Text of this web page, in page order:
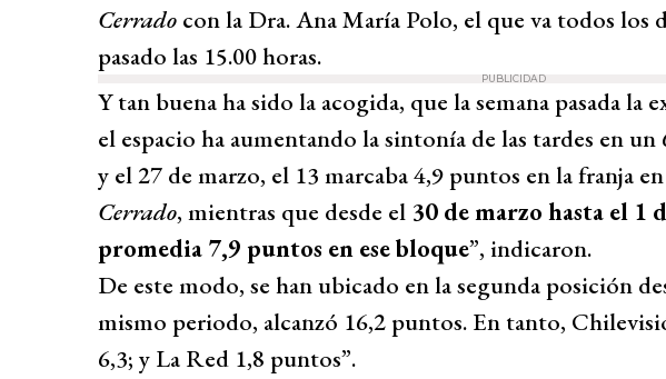
Cerrado con la Dra. Ana María Polo, el que va todos los
pasado las 15.00 horas.
PUBLICIDAD
Y tan buena ha sido la acogida, que la semana pasada la
el espacio ha aumentando la sintonía de las tardes en un
y el 27 de marzo, el 13 marcaba 4,9 puntos en la franja
Cerrado, mientras que desde el 30 de marzo hasta el 1
promedia 7,9 puntos en ese bloque”, indicaron.
De este modo, se han ubicado en la segunda posición
mismo periodo, alcanzó 16,2 puntos. En tanto,
6,3; y La Red 1,8 puntos”.